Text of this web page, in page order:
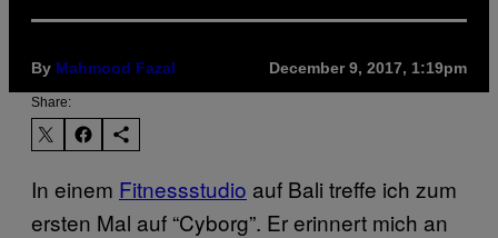
By Mahmood Fazal December 9, 2017, 1:19pm
Share:
In einem Fitnessstudio auf Bali treffe ich zum
ersten Mal auf “Cyborg”. Er erinnert mich an